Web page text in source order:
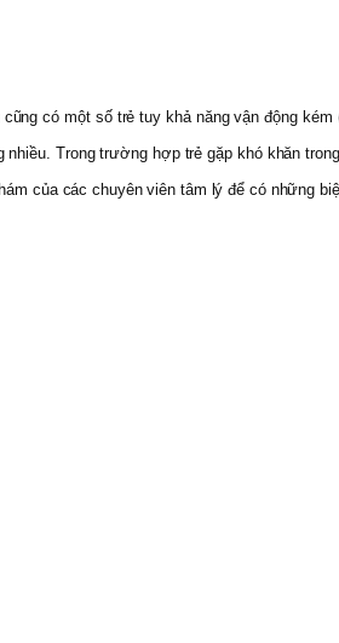
có một số trẻ tuy khả năng vận động
Trong trường hợp trẻ gặp khó khăn
của các chuyên viên tâm lý để có những